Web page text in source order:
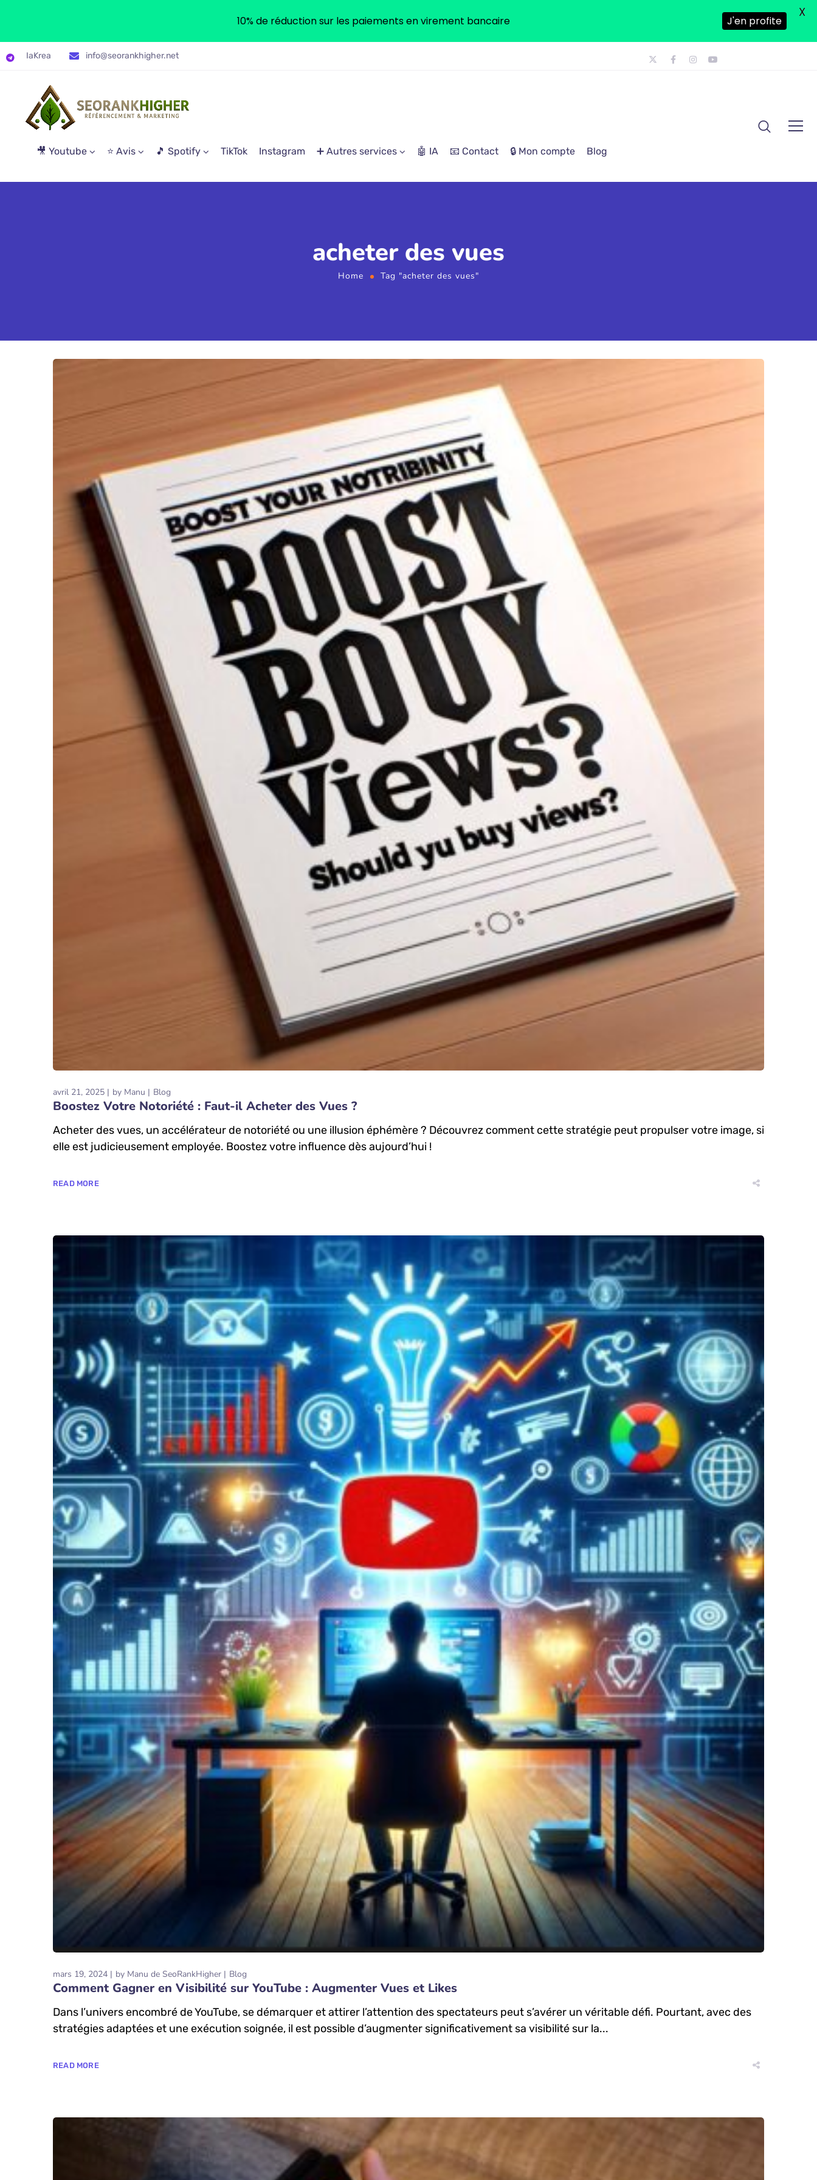
IaKrea info@seorankhigher.net
🎥 Youtube ⭐ Avis 🎵 Spotify TikTok Instagram ➕ Autres services 🤖 IA 📧 Contact 🔒 Mon compte Blog
acheter des vues
Home Tag "acheter des vues"
avril 21, 2025 by Manu Blog
Boostez Votre Notoriété : Faut-il Acheter des Vues ?
Acheter des vues, un accélérateur de notoriété ou une illusion éphémère ? Découvrez comment cette stratégie peut propulser votre image, si
elle est judicieusement employée. Boostez votre influence dès aujourd’hui !
READ MORE
mars 19, 2024 by Manu de SeoRankHigher Blog
Comment Gagner en Visibilité sur YouTube : Augmenter Vues et Likes
Dans l’univers encombré de YouTube, se démarquer et attirer l’attention des spectateurs peut s’avérer un véritable défi. Pourtant, avec des
stratégies adaptées et une exécution soignée, il est possible d’augmenter significativement sa visibilité sur la...
READ MORE
10% de réduction sur les paiements en virement bancaire J'en profite
X